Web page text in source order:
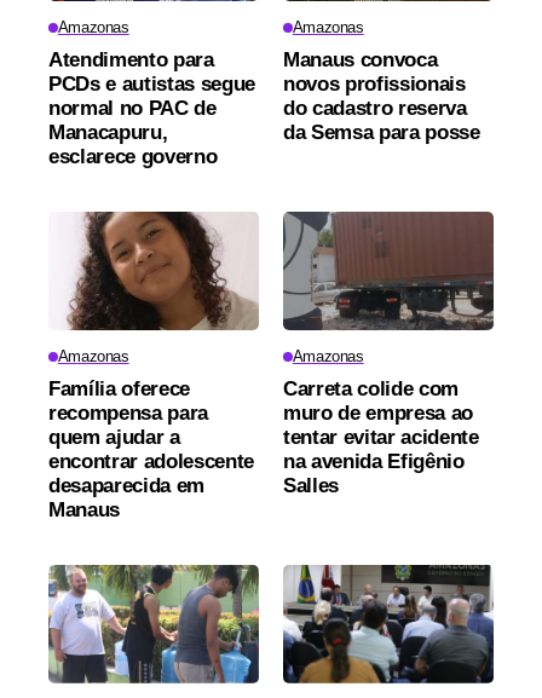
Amazonas
Atendimento para
PCDs e autistas segue
normal no PAC de
Manacapuru,
esclarece governo
Amazonas
Manaus convoca
novos profissionais
do cadastro reserva
da Semsa para posse
Amazonas
Família oferece
recompensa para
quem ajudar a
encontrar adolescente
desaparecida em
Manaus
Amazonas
Carreta colide com
muro de empresa ao
tentar evitar acidente
na avenida Efigênio
Salles